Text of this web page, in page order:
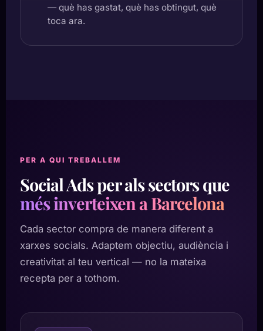
— què has gastat, què has obtingut, què
toca ara.
PER A QUI TREBALLEM
Social Ads per als sectors que
més inverteixen a Barcelona
Cada sector compra de manera diferent a
xarxes socials. Adaptem objectiu, audiència i
creativitat al teu vertical — no la mateixa
recepta per a tothom.